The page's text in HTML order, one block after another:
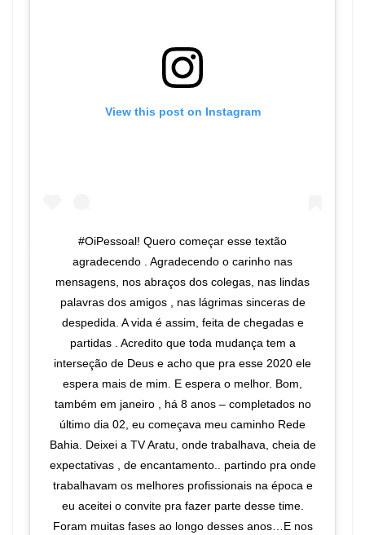
View this post on Instagram
#OiPessoal! Quero começar esse textão
agradecendo . Agradecendo o carinho nas
mensagens, nos abraços dos colegas, nas lindas
palavras dos amigos , nas lágrimas sinceras de
despedida. A vida é assim, feita de chegadas e
partidas . Acredito que toda mudança tem a
interseção de Deus e acho que pra esse 2020 ele
espera mais de mim. E espera o melhor. Bom,
também em janeiro , há 8 anos – completados no
último dia 02, eu começava meu caminho Rede
Bahia. Deixei a TV Aratu, onde trabalhava, cheia de
expectativas , de encantamento.. partindo pra onde
trabalhavam os melhores profissionais na época e
eu aceitei o convite pra fazer parte desse time.
Foram muitas fases ao longo desses anos…E nos